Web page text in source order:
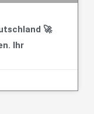
🚀
Ihr